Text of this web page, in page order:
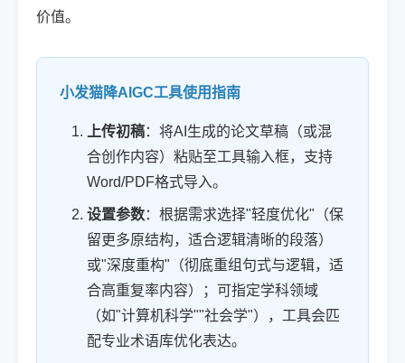
价值。
小发猫降AIGC工具使用指南
上传初稿：将AI生成的论文草稿（或混
合创作内容）粘贴至工具输入框，支持
Word/PDF格式导入。
设置参数：根据需求选择"轻度优化"（保
留更多原结构，适合逻辑清晰的段落）
或"深度重构"（彻底重组句式与逻辑，适
合高重复率内容）；可指定学科领域
（如"计算机科学""社会学"），工具会匹
配专业术语库优化表达。